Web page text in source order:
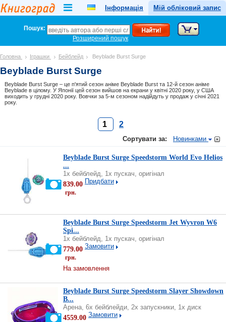
Інформація Мій обліковий запис
Пошук:
Розширений пошук
Головна Іграшки Бейблейд Beyblade Burst Surge
Beyblade Burst Surge
Beyblade Burst Surge – це п'ятий сезон аніме Beyblade Burst та 12-й сезон аніме
Beyblade в цілому. У Японії цей сезон вийшов на екрани у квітні 2020 року, у США
виходить у грудні 2020 року. Вовчки за 5-м сезоном надійдуть у продаж у січні 2021
року.
1 2
Сортувати за: Новинками
Beyblade Burst Surge Speedstorm World Evo Helios
...
1х бейблейд, 1х пускач, оригінал
839.00
грн.
Придбати
Beyblade Burst Surge Speedstorm Jet Wyvron W6
Spi...
1х бейблейд, 1х пускач, оригінал
779.00
грн.
Замовити
На замовлення
Beyblade Burst Surge Speedstorm Slayer Showdown
B...
Арена, 6х бейблейди, 2x запускники, 1х диск
4559.00 Замовити